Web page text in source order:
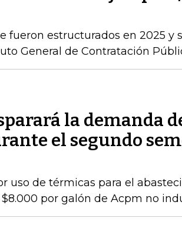
fueron estructurados en 2025 y
General de Contratación
la demanda
el segundo
uso de térmicas para el
por galón de Acpm no